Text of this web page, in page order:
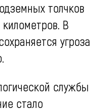
толчков
километров. В
угроза
.
службы
стало